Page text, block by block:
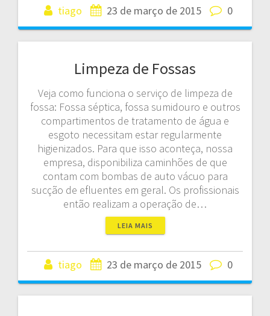
tiago 23 de março de 2015 0
Limpeza de Fossas
Veja como funciona o serviço de limpeza de
fossa: Fossa séptica, fossa sumidouro e outros
compartimentos de tratamento de água e
esgoto necessitam estar regularmente
higienizados. Para que isso aconteça, nossa
empresa, disponibiliza caminhões de que
contam com bombas de auto vácuo para
sucção de efluentes em geral. Os profissionais
então realizam a operação de…
LEIA MAIS
tiago 23 de março de 2015 0